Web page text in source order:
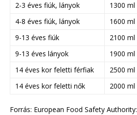
2-3 éves fiúk, lányok
1300 ml
4-8 éves fiúk, lányok
1600 ml
9-13 éves fiúk
2100 ml
9-13 éves lányok
1900 ml
14 éves kor feletti férfiak
2500 ml
14 éves kor feletti nők
2000 ml
Forrás: European Food Safety Authority: